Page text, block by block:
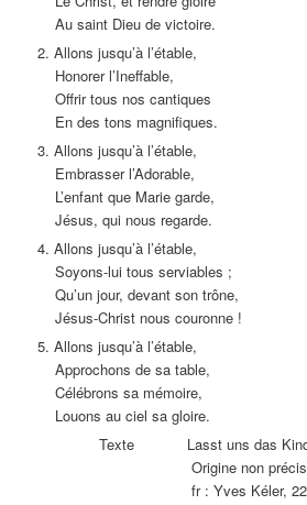
Au saint Dieu de victoire.
2. Allons jusqu’à l’étable,
Honorer l’Ineffable,
Offrir tous nos cantiques
En des tons magnifiques.
3. Allons jusqu’à l’étable,
Embrasser l’Adorable,
L’enfant que Marie garde,
Jésus, qui nous regarde.
4. Allons jusqu’à l’étable,
Soyons-lui tous serviables ;
Qu’un jour, devant son trône,
Jésus-Christ nous couronne !
5. Allons jusqu’à l’étable,
Approchons de sa table,
Célébrons sa mémoire,
Louons au ciel sa gloire.
Texte Lasst uns das
Origine non précisée,
fr : Yves Kéler,